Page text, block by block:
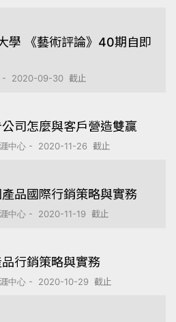
學 《藝術評論》40期自即
- 2020-09-30 截止
司怎麼與客戶營造雙贏
涯中心 - 2020-11-26 截止
品國際行銷策略與實務
中心 - 2020-11-19 截止
行銷策略與實務
涯中心 - 2020-10-29 截止